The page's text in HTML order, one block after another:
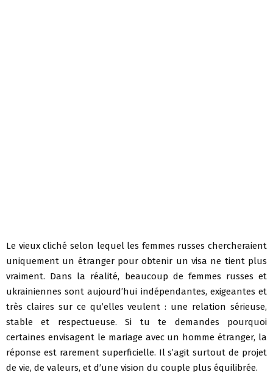
Le vieux cliché selon lequel les femmes russes chercheraient
uniquement un étranger pour obtenir un visa ne tient plus
vraiment. Dans la réalité, beaucoup de femmes russes et
ukrainiennes sont aujourd’hui indépendantes, exigeantes et
très claires sur ce qu’elles veulent : une relation sérieuse,
stable et respectueuse. Si tu te demandes pourquoi
certaines envisagent le mariage avec un homme étranger, la
réponse est rarement superficielle. Il s’agit surtout de projet
de vie, de valeurs, et d’une vision du couple plus équilibrée.